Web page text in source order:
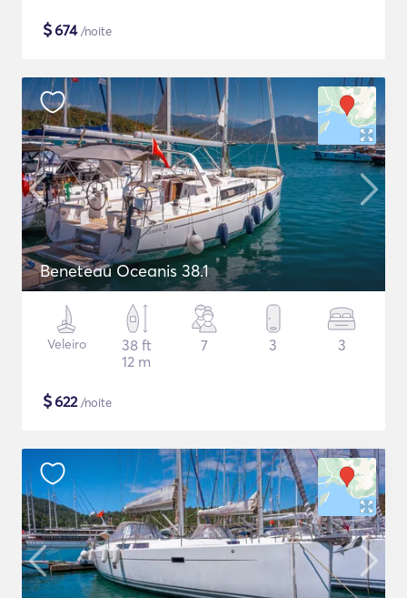
$674/noite
Beneteau Oceanis 38.1
Veleiro
38 ft
12 m
7 3 3
$622/noite